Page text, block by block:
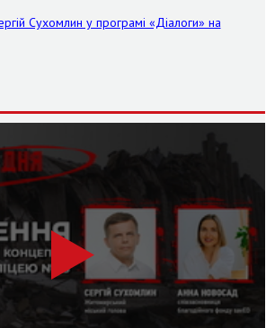
Сухомлин у програмі «Діалоги» на